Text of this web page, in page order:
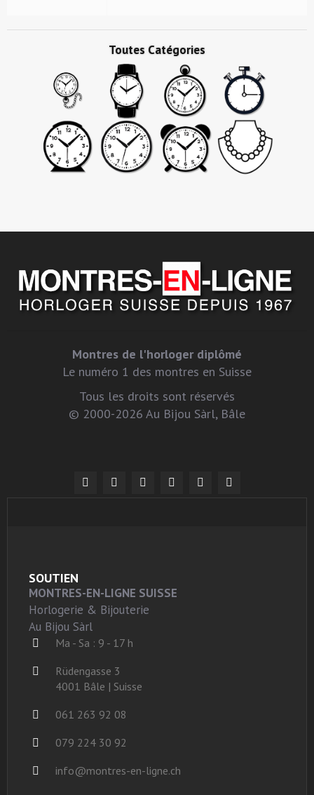
Toutes Catégories
Montres de l'horloger diplômé
Le numéro 1 des montres en Suisse
Tous les droits sont réservés
© 2000-2026 Au Bijou Sàrl, Bâle
SOUTIEN
MONTRES-EN-LIGNE SUISSE
Horlogerie & Bijouterie
Au Bijou Sàrl
Ma - Sa : 9 - 17 h
Rüdengasse 3
4001 Bâle | Suisse
061 263 92 08
079 224 30 92
info@montres-en-ligne.ch